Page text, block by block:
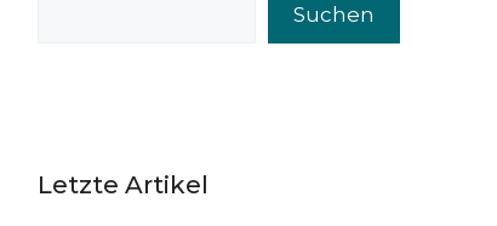
Suchen
Letzte Artikel